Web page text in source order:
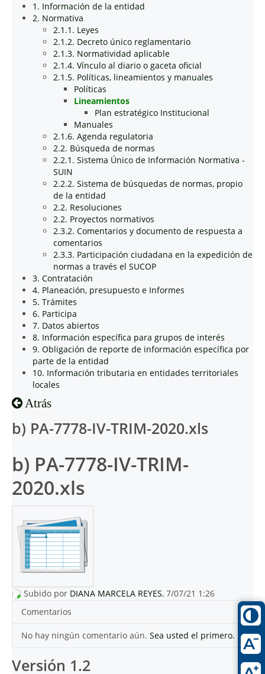
1. Información de la entidad
2. Normativa
2.1.1. Leyes
2.1.2. Decreto único reglamentario
2.1.3. Normatividad aplicable
2.1.4. Vínculo al diario o gaceta oficial
2.1.5. Políticas, lineamientos y manuales
Políticas
Lineamientos
Plan estratégico Institucional
Manuales
2.1.6. Agenda regulatoria
2.2. Búsqueda de normas
2.2.1. Sistema Único de Información Normativa -
SUIN
2.2.2. Sistema de búsquedas de normas, propio
de la entidad
2.2. Resoluciones
2.2. Proyectos normativos
2.3.2. Comentarios y documento de respuesta a
comentarios
2.3.3. Participación ciudadana en la expedición de
normas a través el SUCOP
3. Contratación
4. Planeación, presupuesto e Informes
5. Trámites
6. Participa
7. Datos abiertos
8. Información específica para grupos de interés
9. Obligación de reporte de información específica por
parte de la entidad
10. Información tributaria en entidades territoriales
locales
Atrás
b) PA-7778-IV-TRIM-2020.xls
b) PA-7778-IV-TRIM-
2020.xls
Subido por DIANA MARCELA REYES, 7/07/21 1:26
Comentarios
No hay ningún comentario aún. Sea usted el primero.
Versión 1.2